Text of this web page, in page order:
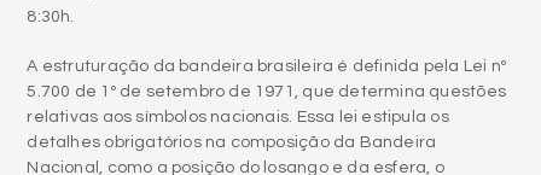
5.700 de 1º de setembro de 1971, que determina questões
detalhes obrigatórios na composição da Bandeira
Nacional, como a posição do losango e da esfera, o
tamanho da faixa branca, a posição das estrelas, etc.
As cores oficiais da bandeira brasileira, como sabemos, são